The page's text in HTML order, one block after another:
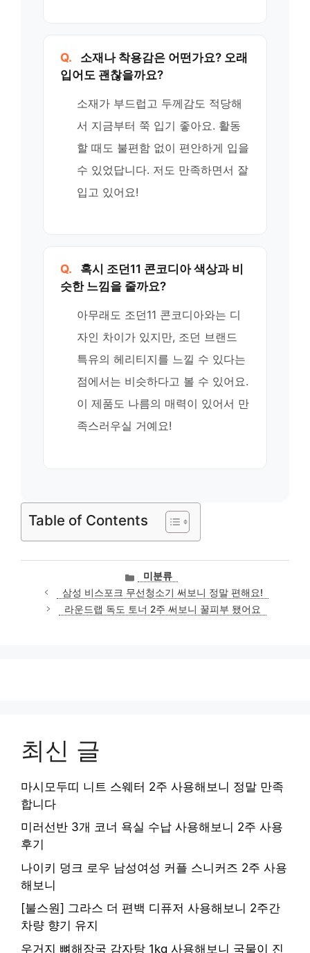
Q.
소재나 착용감은 어떤가요? 오래
입어도 괜찮을까요?
소재가 부드럽고 두께감도 적당해
서 지금부터 쭉 입기 좋아요. 활동
할 때도 불편함 없이 편안하게 입을
수 있었답니다. 저도 만족하면서 잘
입고 있어요!
Q.
혹시 조던11 콘코디아 색상과 비
슷한 느낌을 줄까요?
아무래도 조던11 콘코디아와는 디
자인 차이가 있지만, 조던 브랜드
특유의 헤리티지를 느낄 수 있다는
점에서는 비슷하다고 볼 수 있어요.
이 제품도 나름의 매력이 있어서 만
족스러우실 거예요!
Table of Contents
카
테
고
리
미분류
삼성 비스포크 무선청소기 써보니 정말 편해요!
라운드랩 독도 토너 2주 써보니 꿀피부 됐어요
최신 글
마시모두띠 니트 스웨터 2주 사용해보니 정말 만족
합니다
미러선반 3개 코너 욕실 수납 사용해보니 2주 사용
후기
나이키 덩크 로우 남성여성 커플 스니커즈 2주 사용
해보니
[불스원] 그라스 더 편백 디퓨저 사용해보니 2주간
차량 향기 유지
우거지 뼈해장국 감자탕 1kg 사용해보니 국물이 진